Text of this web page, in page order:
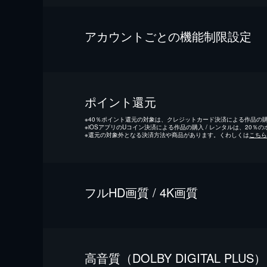
アカウントごとの機能制限設定
ポイント還元
※40％ポイント還元の対象は、クレジットカード決済による作品の
※iOSアプリのUコイン決済による作品の購入 / レンタルは、20％の
※還元の対象外となる決済方法や商品があります。くわしくは こちら
フルHD画質 / 4K画質
⾼⾳質（DOLBY DIGITAL PLUS）